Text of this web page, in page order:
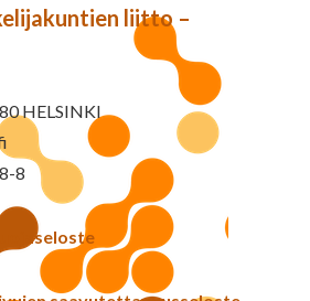
liitto –
HELSINKI
8